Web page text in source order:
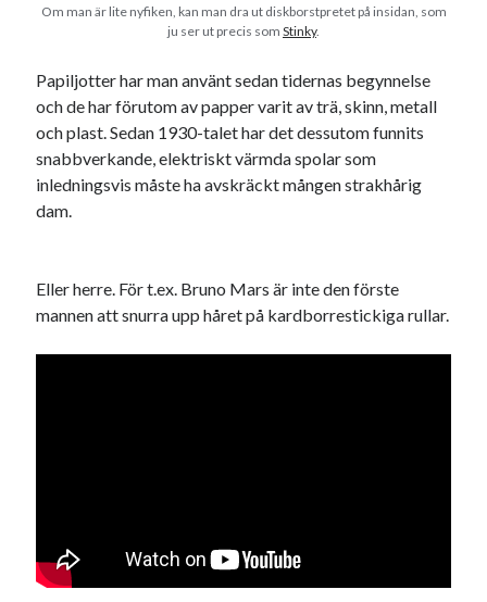
Dessa har något helt annat gemensamt
Fula biblioteksböcker
Egna länkar
Bokstävlar & AI – mitt levebröd. Gå en kurs!
Köttfärslimpan på allas läppar
WordPress.org
Om man är lite nyfiken, kan man dra ut diskborstpretet på insidan, som
ju ser ut precis som Stinky.
Papiljotter har man använt sedan tidernas begynnelse
och de har förutom av papper varit av trä, skinn, metall
och plast. Sedan 1930-talet har det dessutom funnits
snabbverkande, elektriskt värmda spolar som
inledningsvis måste ha avskräckt mången strakhårig
dam.
Eller herre. För t.ex. Bruno Mars är inte den förste
mannen att snurra upp håret på kardborrestickiga rullar.